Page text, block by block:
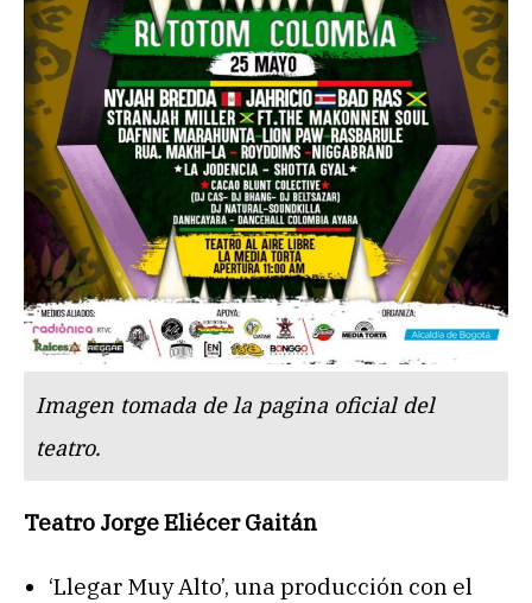
Imagen tomada de la pagina oficial del
teatro.
Teatro Jorge Eliécer Gaitán
‘Llegar Muy Alto’, una producción con el